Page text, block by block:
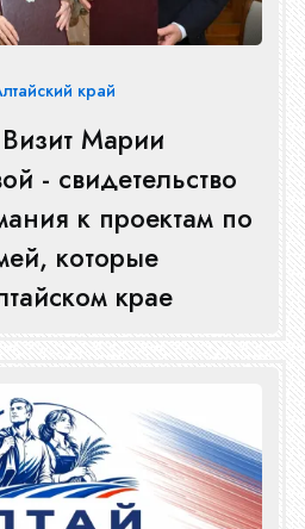
край
Марии
- свидетельство
к проектам по
которые
крае